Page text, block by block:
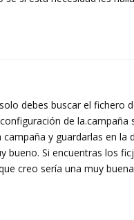
debes buscar el fichero
de
y guardarlas en la
bueno. Si encuentras los
creo sería una muy